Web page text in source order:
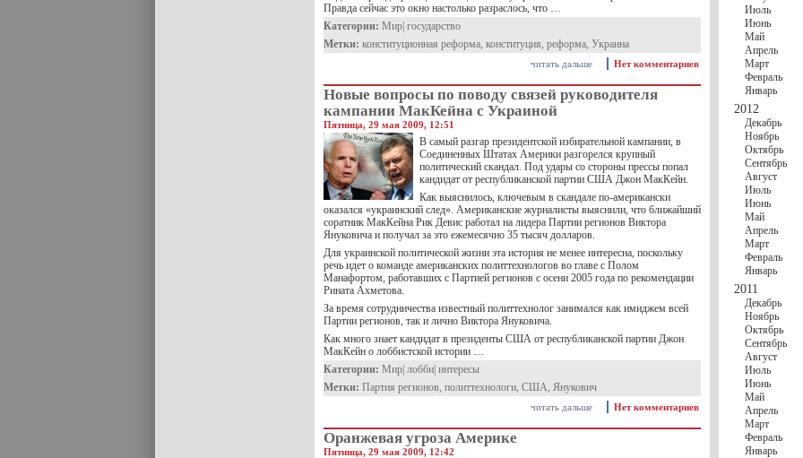
Правда сейчас это окно настолько разраслось, что …
Категории: Мир государство
Метки: конституционная реформа, конституция, реформа, Украина
Нет комментариев
читать дальше
Новые вопросы по поводу связей руководителя
кампании МакКейна с Украиной
Пятница, 29 мая 2009, 12:51
В самый разгар президентской избирательной кампании, в
Соединенных Штатах Америки разгорелся крупный
политический скандал. Под удары со стороны прессы попал
кандидат от республиканской партии США Джон МакКейн.
Как выяснилось, ключевым в скандале по-американски
оказался «украинский след». Американские журналисты выяснили, что ближайший
соратник МакКейна Рик Девис работал на лидера Партии регионов Виктора
Януковича и получал за это ежемесячно 35 тысяч долларов.
Для украинской политической жизни эта история не менее интересна, поскольку
речь идет о команде американских политтехнологов во главе с Полом
Манафортом, работавших с Партией регионов с осени 2005 года по рекомендации
Рината Ахметова.
За время сотрудничества известный политтехнолог занимался как имиджем всей
Партии регионов, так и лично Виктора Януковича.
Как много знает кандидат в президенты США от республиканской партии Джон
МакКейн о лоббистской истории …
Категории: Мир лобби интересы
Метки: Партия регионов, политтехнологи, США, Янукович
Нет комментариев
читать дальше
Оранжевая угроза Америке
Пятница, 29 мая 2009, 12:42
Июль
Июнь
Май
Апрель
Март
Февраль
Январь
2012
Декабрь
Ноябрь
Октябрь
Сентябрь
Август
Июль
Июнь
Май
Апрель
Март
Февраль
Январь
2011
Декабрь
Ноябрь
Октябрь
Сентябрь
Август
Июль
Июнь
Май
Апрель
Март
Февраль
Январь